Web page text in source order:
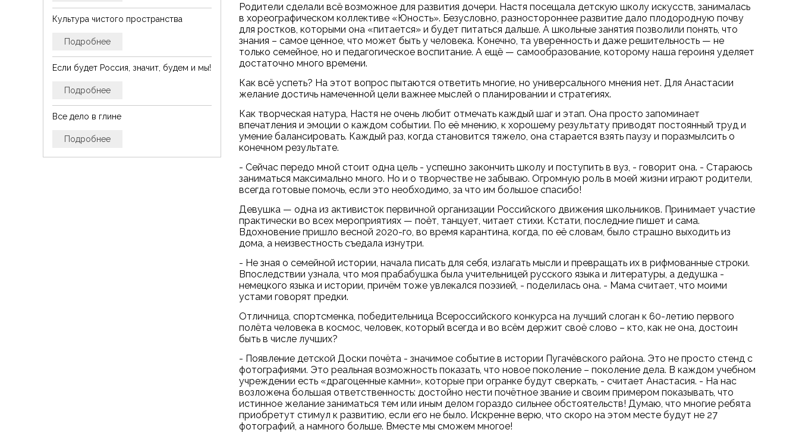
Культура чистого пространства
Подробнее
Если будет Россия, значит, будем и мы!
Подробнее
Все дело в глине
Подробнее
Родители сделали всё возможное для развития дочери. Настя посещала детскую школу искусств, занималась
в хореографическом коллективе «Юность». Безусловно, разностороннее развитие дало плодородную почву
для ростков, которыми она «питается» и будет питаться дальше. А школьные занятия позволили понять, что
знания – самое ценное, что может быть у человека. Конечно, та уверенность и даже решительность — не
только семейное, но и педагогическое воспитание. А ещё — самообразование, которому наша героиня уделяет
достаточно много времени.
Как всё успеть? На этот вопрос пытаются ответить многие, но универсального мнения нет. Для Анастасии
желание достичь намеченной цели важнее мыслей о планировании и стратегиях.
Как творческая натура, Настя не очень любит отмечать каждый шаг и этап. Она просто запоминает
впечатления и эмоции о каждом событии. По её мнению, к хорошему результату приводят постоянный труд и
умение балансировать. Каждый раз, когда становится тяжело, она старается взять паузу и поразмылсить о
конечном результате.
- Сейчас передо мной стоит одна цель - успешно закончить школу и поступить в вуз, - говорит она. - Стараюсь
заниматься максимально много. Но и о творчестве не забываю. Огромную роль в моей жизни играют родители,
всегда готовые помочь, если это необходимо, за что им большое спасибо!
Девушка — одна из активисток первичной организации Российского движения школьников. Принимает участие
практически во всех мероприятиях — поёт, танцует, читает стихи. Кстати, последние пишет и сама.
Вдохновение пришло весной 2020-го, во время карантина, когда, по её словам, было страшно выходить из
дома, а неизвестность съедала изнутри.
- Не зная о семейной истории, начала писать для себя, излагать мысли и превращать их в рифмованные строки.
Впоследствии узнала, что моя прабабушка была учительницей русского языка и литературы, а дедушка -
немецкого языка и истории, причём тоже увлекался поэзией, - поделилась она. - Мама считает, что моими
устами говорят предки.
Отличница, спортсменка, победительница Всероссийского конкурса на лучший слоган к 60-летию первого
полёта человека в космос, человек, который всегда и во всём держит своё слово – кто, как не она, достоин
быть в числе лучших?
- Появление детской Доски почёта - значимое событие в истории Пугачёвского района. Это не просто стенд с
фотографиями. Это реальная возможность показать, что новое поколение – поколение дела. В каждом учебном
учреждении есть «драгоценные камни», которые при огранке будут сверкать, - считает Анастасия. - На нас
возложена большая ответственность: достойно нести почётное звание и своим примером показывать, что
истинное желание заниматься тем или иным делом гораздо сильнее обстоятельств! Думаю, что многие ребята
приобретут стимул к развитию, если его не было. Искренне верю, что скоро на этом месте будут не 27
фотографий, а намного больше. Вместе мы сможем многое!